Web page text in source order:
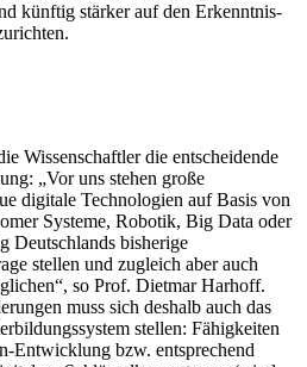
künftig stärker auf den Erkenntnis-
Wissenschaftler die entscheidende
„Vor uns stehen große
digitale Technologien auf Basis von
Systeme, Robotik, Big Data oder
Deutschlands bisherige
stellen und zugleich aber auch
so Prof. Dietmar Harhoff.
muss sich deshalb auch das
stellen: Fähigkeiten
Entwicklung bzw. entsprechend